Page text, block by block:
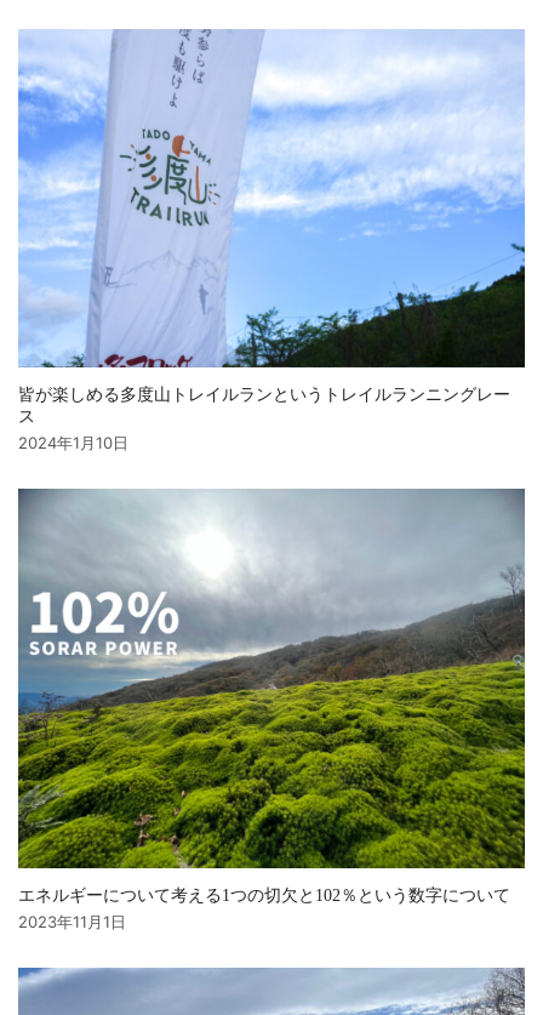
ン
皆が楽しめる多度山トレイルランというトレイルランニングレー
ス
2024年1月10日
エネルギーについて考える1つの切欠と102％という数字について
2023年11月1日